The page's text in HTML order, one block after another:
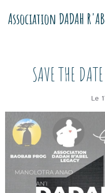
Association DADAH
SAVE THE
Le